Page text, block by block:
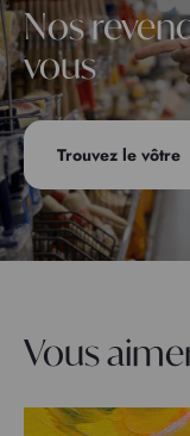
Nos
vous
Trouvez le vôtre
Vous